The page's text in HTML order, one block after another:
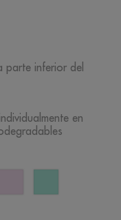
parte inferior del
en